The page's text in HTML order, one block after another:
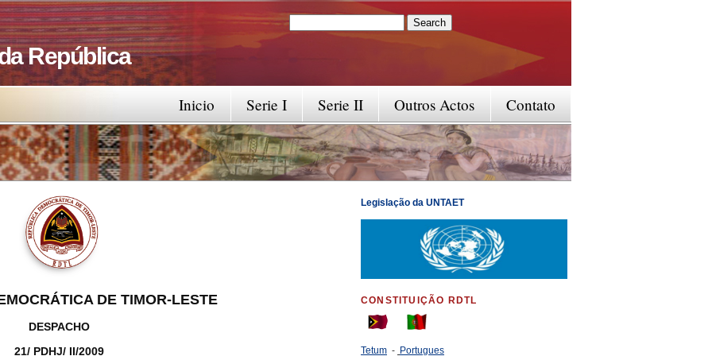
República
Search form
Contato
Outros Actos
Serie II
Serie I
Inicio
DE TIMOR-LESTE
DESPACHO
21/ PDHJ/ II/2009
Legislação da UNTAET
CONSTITUIÇÃO RDTL
Tetum - Portugues